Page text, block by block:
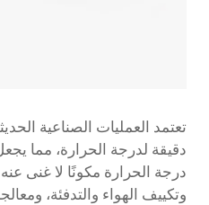
تعتمد العمليات الصناعية
دقيقة لدرجة الحرارة، مما
درجة الحرارة مكونًا لا غنى
وتكييف الهواء والتدفئة،